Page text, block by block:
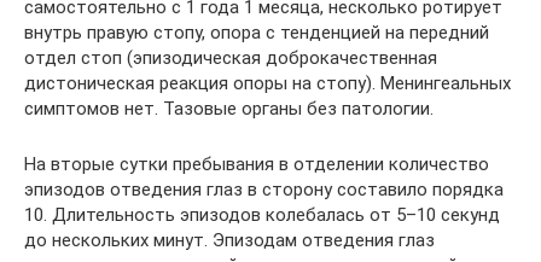
самостоятельно с 1 года 1 месяца, несколько ротирует
внутрь правую стопу, опора с тенденцией на передний
отдел стоп (эпизодическая доброкачественная
дистоническая реакция опоры на стопу). Менингеальных
симптомов нет. Тазовые органы без патологии.
На вторые сутки пребывания в отделении количество
эпизодов отведения глаз в сторону составило порядка
10. Длительность эпизодов колебалась от 5–10 секунд
до нескольких минут. Эпизодам отведения глаз